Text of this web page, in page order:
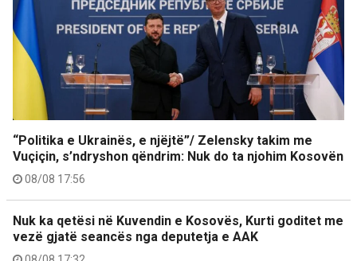
“Politika e Ukrainës, e njëjtë”/ Zelensky takim me
Vuçiçin, s’ndryshon qëndrim: Nuk do ta njohim Kosovën
08/08 17:56
Nuk ka qetësi në Kuvendin e Kosovës, Kurti goditet me
vezë gjatë seancës nga deputetja e AAK